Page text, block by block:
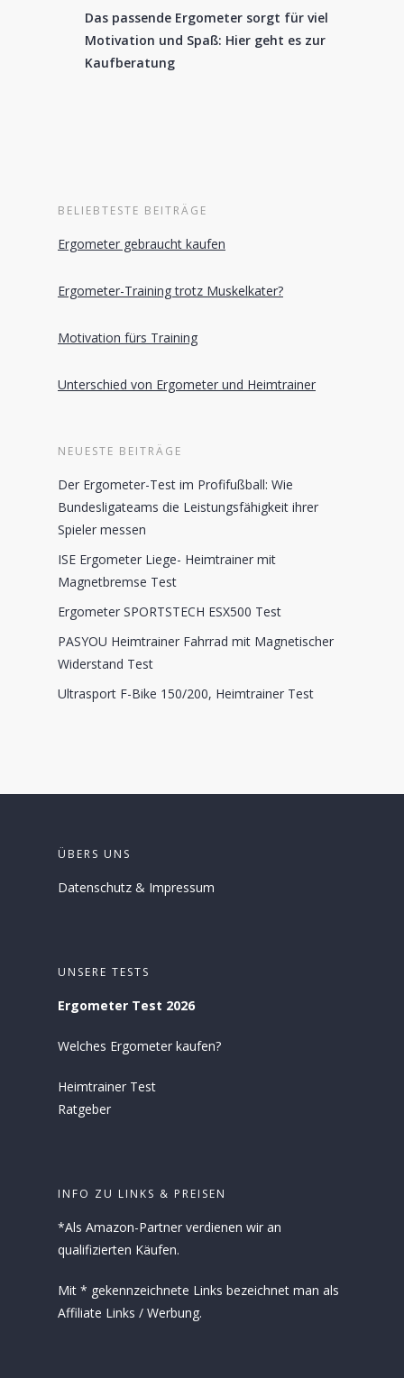
Das passende Ergometer sorgt für viel
Motivation und Spaß: Hier geht es zur
Kaufberatung
BELIEBTESTE BEITRÄGE
Ergometer gebraucht kaufen
Ergometer-Training trotz Muskelkater?
Motivation fürs Training
Unterschied von Ergometer und Heimtrainer
NEUESTE BEITRÄGE
Der Ergometer-Test im Profifußball: Wie
Bundesligateams die Leistungsfähigkeit ihrer
Spieler messen
ISE Ergometer Liege- Heimtrainer mit
Magnetbremse Test
Ergometer SPORTSTECH ESX500 Test
PASYOU Heimtrainer Fahrrad mit Magnetischer
Widerstand Test
Ultrasport F-Bike 150/200, Heimtrainer Test
ÜBERS UNS
Datenschutz & Impressum
UNSERE TESTS
Ergometer Test 2026
Welches Ergometer kaufen?
Heimtrainer Test
Ratgeber
INFO ZU LINKS & PREISEN
*Als Amazon-Partner verdienen wir an
qualifizierten Käufen.
Mit * gekennzeichnete Links bezeichnet man als
Affiliate Links / Werbung.